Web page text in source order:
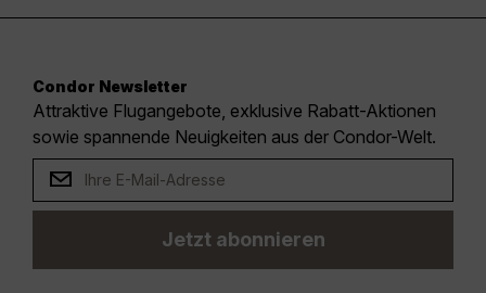
Condor Newsletter
Attraktive Flugangebote, exklusive Rabatt-Aktionen
sowie spannende Neuigkeiten aus der Condor-Welt.
Jetzt abonnieren